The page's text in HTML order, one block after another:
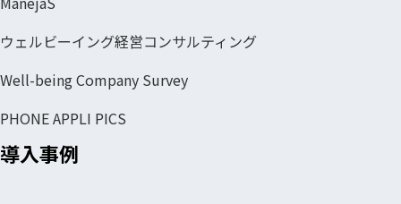
ウェルビーイング経営コンサルティング
Well-being Company Survey
PHONE APPLI PICS
導入事例